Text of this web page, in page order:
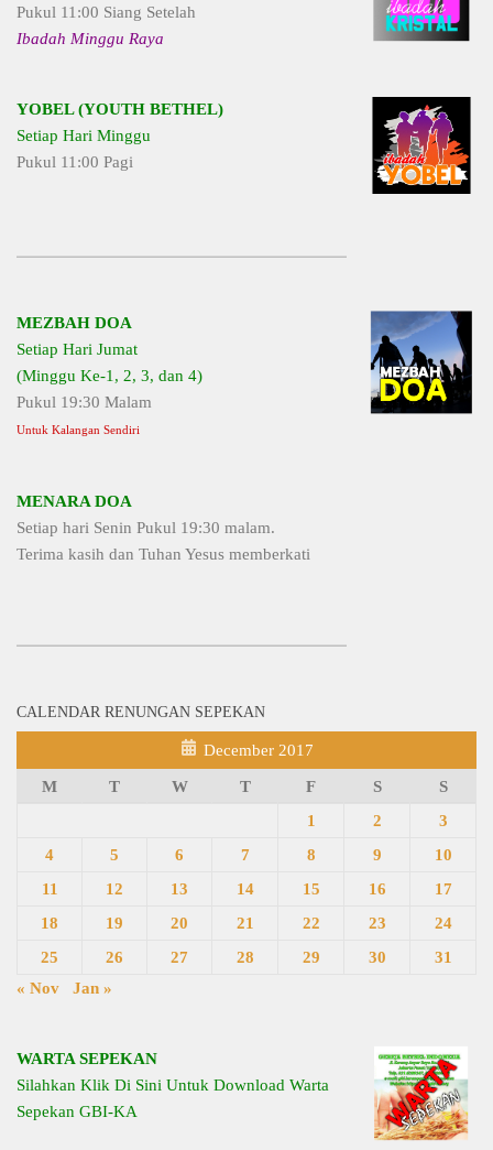
Pukul 11:00 Siang Setelah
Ibadah Minggu Raya
YOBEL (YOUTH BETHEL)
Setiap Hari Minggu
Pukul 11:00 Pagi
MEZBAH DOA
Setiap Hari Jumat
(Minggu Ke-1, 2, 3, dan 4)
Pukul 19:30 Malam
Untuk Kalangan Sendiri
MENARA DOA
Setiap hari Senin Pukul 19:30 malam.
Terima kasih dan Tuhan Yesus memberkati
CALENDAR RENUNGAN SEPEKAN
December 2017
M T W T F S
S
1
2
3
4
5 6 7 8 9
10
11
12 13 14 15 16
17
18
19 20 21 22 23
24
25
26 27 28 29 30
31
« Nov
Jan »
WARTA SEPEKAN
Silahkan Klik Di Sini Untuk Download Warta
Sepekan GBI-KA